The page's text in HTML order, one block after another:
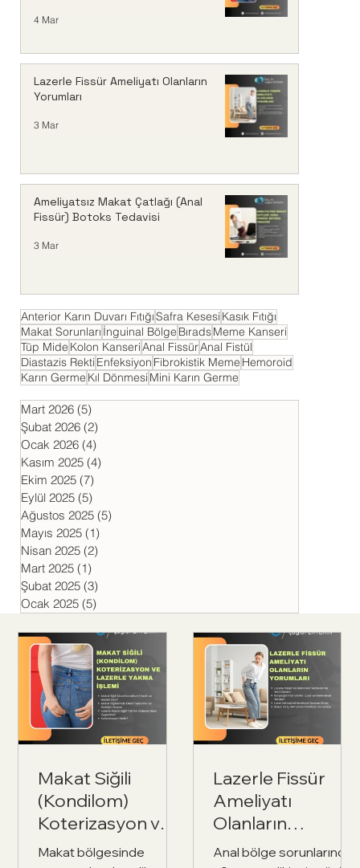
Makat Siğili
(Kondilom)
Koterizasyon ve
Lazerle Yakma
Makat bölgesinde
Lazerle Fissür
Ameliyatı
Olanların
Yorumları
Anal bölge sorunlarında
4 Mar
Lazerle Fissür Ameliyatı Olanların
Yorumları
3 Mar
Ameliyatsız Makat Çatlağı (Anal
Fissür) Botoks Tedavisi
3 Mar
Anterior Karın Duvarı FıtığıSafra Kesesi Kasık Fıtığı
Makat Sorunları İnguinal Bölge BıradsMeme Kanseri
Tüp Mide Kolon KanseriAnal FissürAnal Fistül
Diastazis Rekti Enfeksiyon Fibrokistik Meme Hemoroid
Karın Germe Kıl Dönmesi Mini Karın Germe
Mart 2026 (5)5 yazı
Şubat 2026 (2)2 yazı
Ocak 2026 (4)4 yazı
Kasım 2025 (4)4 yazı
Ekim 2025 (7)7 yazı
Eylül 2025 (5)5 yazı
Ağustos 2025 (5)5 yazı
Mayıs 2025 (1)1 yazı
Nisan 2025 (2)2 yazı
Mart 2025 (1)1 yazı
Şubat 2025 (3)3 yazı
Ocak 2025 (5)5 yazı